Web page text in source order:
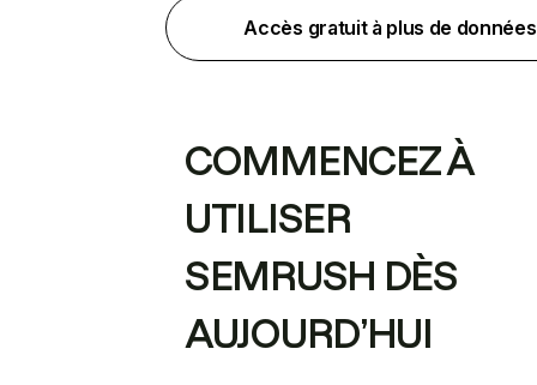
Accès gratuit à plus de données
COMMENCEZ À
UTILISER
SEMRUSH DÈS
AUJOURD’HUI